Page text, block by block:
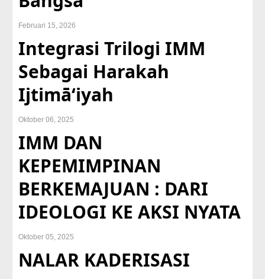
Februari 15, 2026
Integrasi Trilogi IMM
Sebagai Harakah
Ijtimā‘iyah
Oktober 06, 2025
IMM DAN
KEPEMIMPINAN
BERKEMAJUAN : DARI
IDEOLOGI KE AKSI NYATA
Oktober 05, 2025
NALAR KADERISASI